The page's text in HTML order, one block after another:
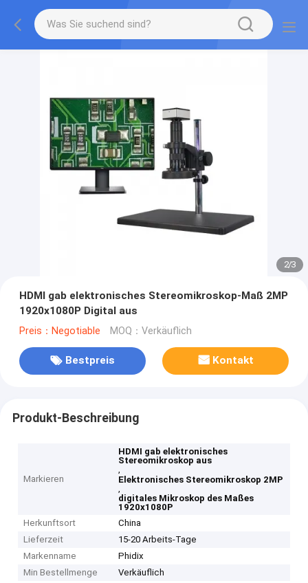
2/3
HDMI gab elektronisches Stereomikroskop-Maß 2MP
1920x1080P Digital aus
Preis：Negotiable MOQ：Verkäuflich
Bestpreis Kontakt
Produkt-Beschreibung
Markieren
HDMI gab elektronisches
Stereomikroskop aus
,
Elektronisches Stereomikroskop 2MP
,
digitales Mikroskop des Maßes
1920x1080P
Herkunftsort
China
Lieferzeit
15-20 Arbeits-Tage
Markenname
Phidix
Min Bestellmenge
Verkäuflich